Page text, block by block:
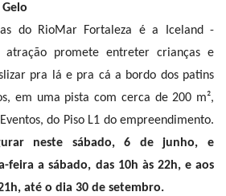
do RioMar Fortaleza é a Iceland -
atração promete entreter crianças e
pra lá e pra cá a bordo dos patins
em uma pista com cerca de 200 m²,
do Piso L1 do empreendimento.
neste sábado, 6 de junho, e
feira a sábado, das 10h às 22h, e aos
até o dia 30 de setembro.